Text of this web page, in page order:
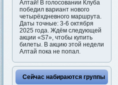
Алтай! В голосовании Клуба
победил вариант нового
четырёхдневного маршрута.
Даты точные: 3-6 октября
2025 года. Ждём следующей
акции «S7», чтобы купить
билеты. В акцию этой недели
Алтай пока не попал.
Сейчас набираются группы